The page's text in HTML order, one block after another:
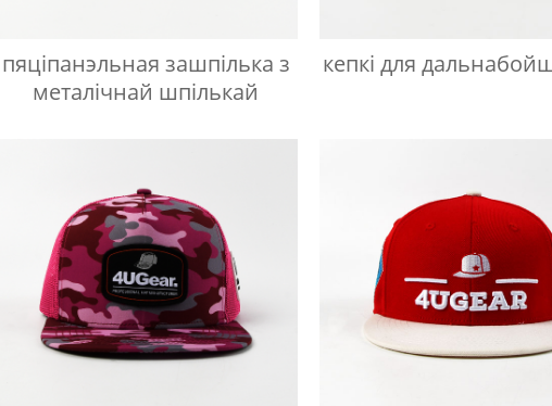
пяціпанэльная зашпілька з
металічнай шпількай
кепкі для